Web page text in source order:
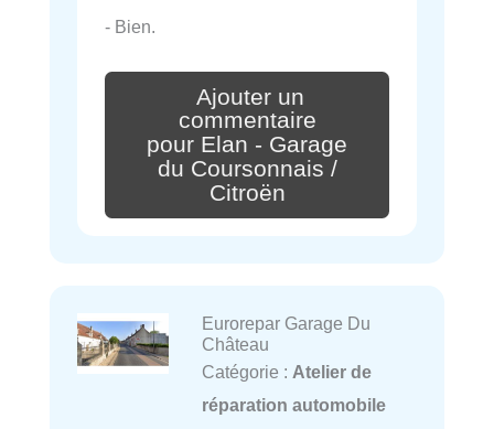
- Bien.
Ajouter un
commentaire
pour Elan - Garage
du Coursonnais /
Citroën
Eurorepar Garage Du
Château
Catégorie : Atelier de
réparation automobile